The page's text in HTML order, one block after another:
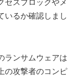
セスブロックやメ
いるか確認しまし
ランサムウェアは
の攻撃者のコンピ